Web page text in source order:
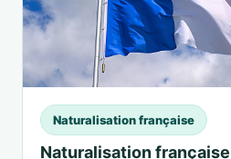
Naturalisation française
Naturalisation